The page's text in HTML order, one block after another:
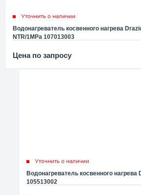
Уточнить о наличии
Водонагреватель косвенного нагрева
NTR/1MPa 107013003
Цена по запросу
Уточнить о наличии
Водонагреватель косвенного нагрева
105513002